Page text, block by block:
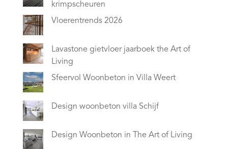
krimpscheuren
Vloerentrends 2026
Lavastone gietvloer jaarboek the Art of
Living
Sfeervol Woonbeton in Villa Weert
Design woonbeton villa Schijf
Design Woonbeton in The Art of Living